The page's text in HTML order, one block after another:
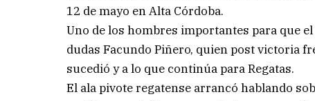
12 de mayo en Alta Córdoba.
Uno de los hombres importantes para que
dudas Facundo Piñero, quien post victoria
sucedió y a lo que continúa para Regatas.
El ala pivote regatense arrancó hablando